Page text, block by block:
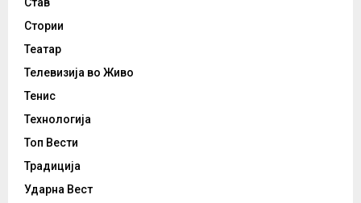
Стории
Театар
Телевизија во Живо
Тенис
Технологија
Топ Вести
Традиција
Ударна Вест